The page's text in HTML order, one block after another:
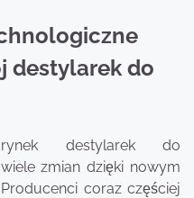
destylarek do
destylarek do
zmian dzięki nowym
coraz częściej